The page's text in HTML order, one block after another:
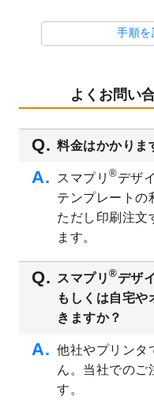
を公開
2023/9/1
2024年
オリジ
るよう
2023/8/18
チケッ
ました。
2023/8/7
【新商
りまし
美容・
トを追
いたし
2023/6/12
うちわ
しまし
を公開
2023/5/9
書類カ
手順を
よくお問い
料金はかかりま
スマプリ ®デザ
テンプレートの
ただし印刷注文
ます。
スマプリ ®デザ
もしくは自宅や
きますか？
他社やプリンタ
ん。当社でのご
す。